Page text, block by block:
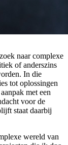
naar complexe
of anderszins
In die
tot oplossingen
met een
voor de
staat daarbij
wereld van